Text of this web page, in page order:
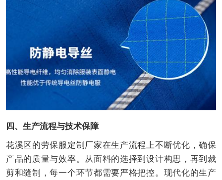
四、生产流程与技术保障
花溪区的劳保服定制厂家在生产流程上不断优化，确保
产品的质量与效率。从面料的选择到设计构思，再到裁
剪和缝制，每一个环节都需要严格把控。现代化的生产